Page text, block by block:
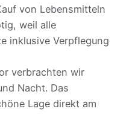
von Lebensmitteln
weil alle
inklusive Verpflegung
verbrachten wir
Nacht. Das
Lage direkt am